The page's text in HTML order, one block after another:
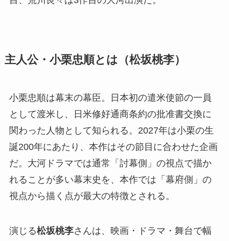
主人公・小栗忠順とは（松坂桃李）
小栗忠順は幕末の幕臣。日本初の遣米使節の一員
として渡米し、日米修好通商条約の批准書交換に
関わった人物として知られる。2027年は小栗の生
誕200年にあたり、本作はその節目に合わせた企画
だ。大河ドラマでは通常「討幕側」の視点で描か
れることが多い幕末史を、本作では「幕府側」の
視点から描く点が最大の特徴とされる。
演じる松坂桃李さんは、映画・ドラマ・舞台で幅